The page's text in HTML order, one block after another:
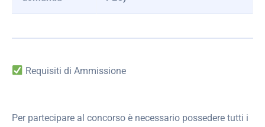
Requisiti di Ammissione
Per partecipare al concorso è necessario possedere tutti i